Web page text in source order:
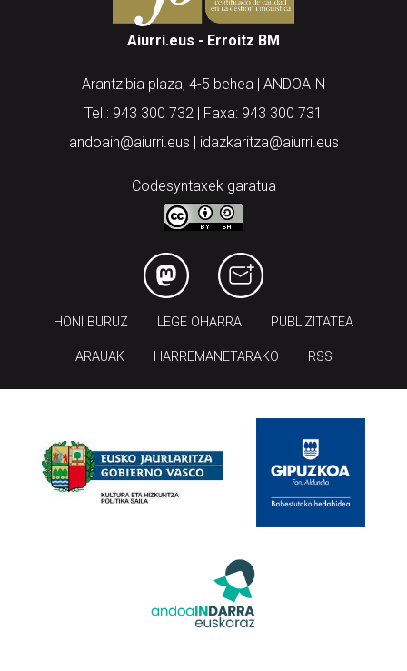
Aiurri.eus - Erroitz BM
Arantzibia plaza, 4-5 behea | ANDOAIN
Tel.: 943 300 732 | Faxa: 943 300 731
andoain@aiurri.eus | idazkaritza@aiurri.eus
Codesyntaxek garatua
HONI BURUZ LEGE OHARRA PUBLIZITATEA
ARAUAK HARREMANETARAKO RSS